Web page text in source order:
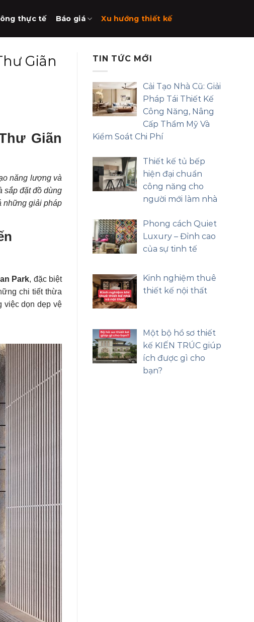
thực tế Báo giá Xu hướng thiết kế
Giãn
Giãn
năng lượng và
sắp đặt đồ dùng
những giải pháp
Park, đặc biệt
chi tiết thừa
việc dọn dẹp vệ
TIN TỨC MỚI
Cải Tạo Nhà Cũ: Giải
Pháp Tái Thiết Kế
Công Năng, Nâng
Cấp Thẩm Mỹ Và
Kiểm Soát Chi Phí
Thiết kế tủ bếp
hiện đại chuẩn
công năng cho
người mới làm nhà
Phong cách Quiet
Luxury – Đỉnh cao
của sự tinh tế
Kinh nghiệm thuê
thiết kế nội thất
Một bộ hồ sơ thiết
kế KIẾN TRÚC giúp
ích được gì cho
bạn?